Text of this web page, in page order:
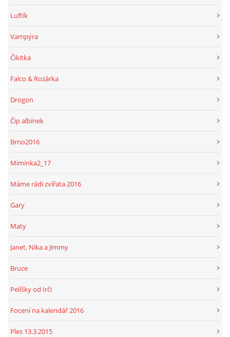
Luftík
Vampýra
Čikitka
Falco & Rozárka
Drogon
Čip albínek
Brno2016
Miminka2_17
Máme rádi zvířata 2016
Gary
Maty
Janet, Nika a Jimmy
Bruce
Pelíšky od Irči
Focení na kalendář 2016
Ples 13.3.2015